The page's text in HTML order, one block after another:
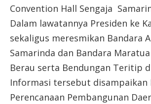
Convention Hall Sengaja
Dalam lawatannya Presiden ke
sekaligus meresmikan Bandara
Samarinda dan Bandara
Berau serta Bendungan Teritip
Informasi tersebut disampaikan
Perencanaan Pembangunan